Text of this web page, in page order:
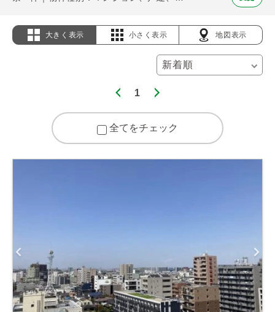
大きく表示 小さく表示 地図表示
1
全てをチェック